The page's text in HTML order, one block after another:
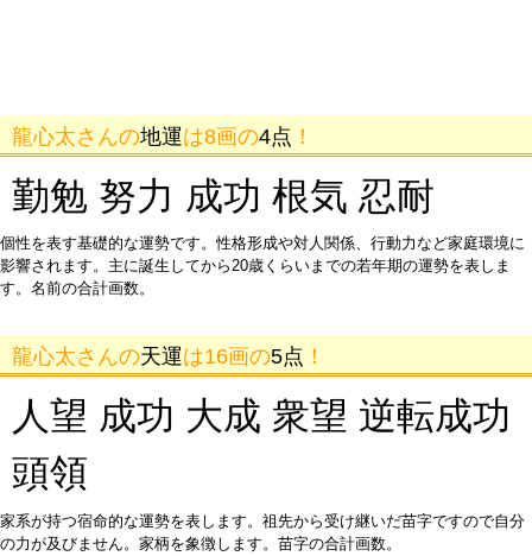
龍心太さんの地運は8画の4点 ！
勤勉 努力 成功 根気 忍耐
個性を表す基礎的な運勢です。性格形成や対人関係、行動力など家庭環境に
影響されます。主に誕生してから20歳くらいまでの若年期の運勢を表しま
す。名前の合計画数。
龍心太さんの天運は16画の5点 ！
人望 成功 大成 衆望 逆転成功
頭領
家系が持つ宿命的な運勢を表します。祖先から受け継いだ苗字ですので自分
の力が及びません。家柄を象徴します。苗字の合計画数。